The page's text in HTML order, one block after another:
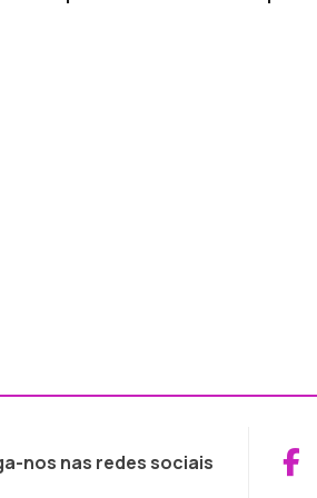
nos nas redes sociais